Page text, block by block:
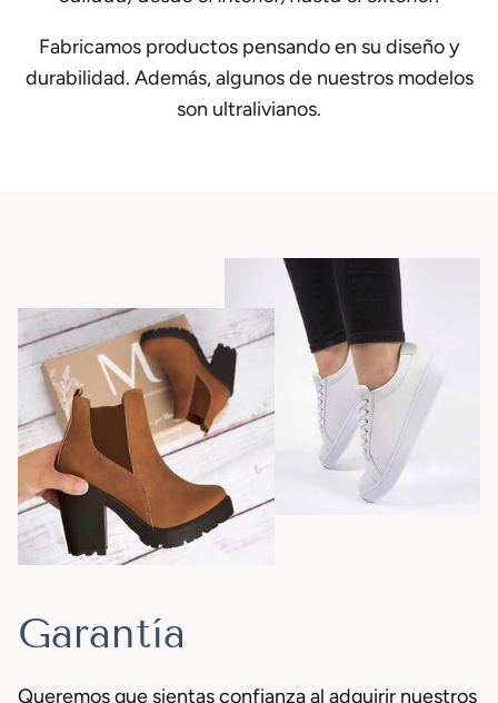
Fabricamos productos pensando en su diseño y
durabilidad. Además, algunos de nuestros modelos
son ultralivianos.
Garantía
Queremos que sientas confianza al adquirir nuestros